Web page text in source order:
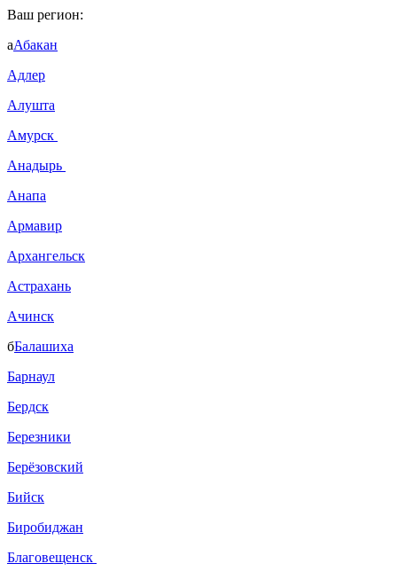
Ваш регион:
аАбакан
Адлер
Алушта
Амурск
Анадырь
Анапа
Армавир
Архангельск
Астрахань
Ачинск
бБалашиха
Барнаул
Бердск
Березники
Берёзовский
Бийск
Биробиджан
Благовещенск